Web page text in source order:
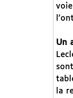
Un
la